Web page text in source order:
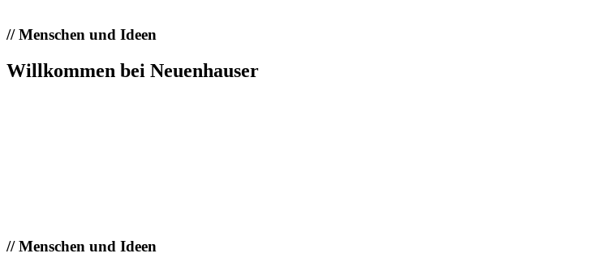
//Menschen und Ideen
Willkommen bei Neuenhauser
//Menschen und Ideen